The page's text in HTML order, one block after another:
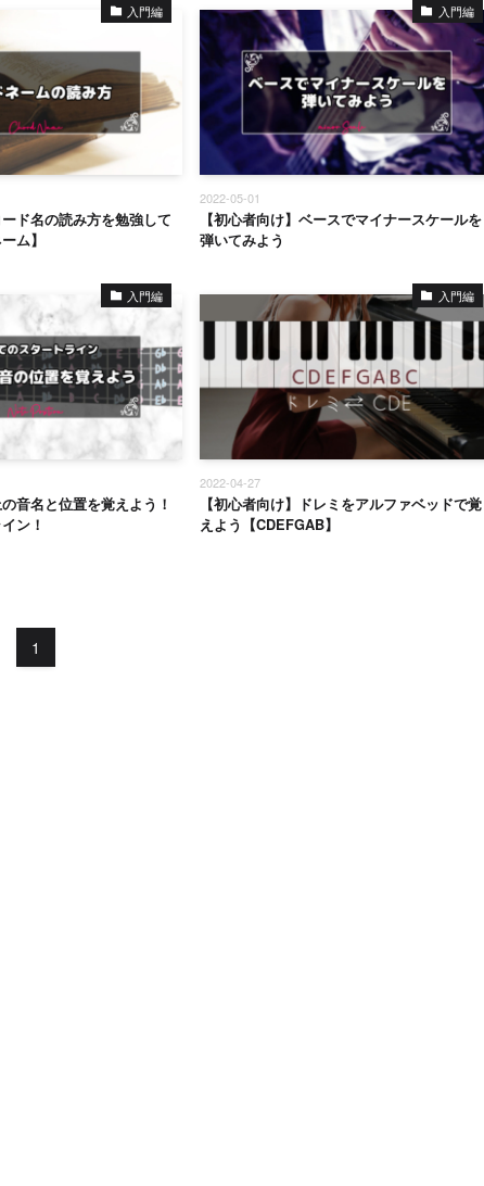
入門編
ード名の読み方を勉強して
ム】
入門編
【初心者向け】ベースでマイナースケールを
弾いてみよう
2022-05-01
入門編
音名と位置を覚えよう！
ン！
入門編
【初心者向け】ドレミをアルファベッドで覚
えよう【CDEFGAB】
2022-04-27
1